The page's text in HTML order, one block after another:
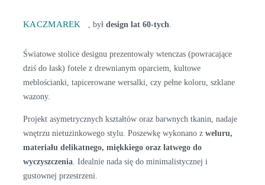
KACZMAREK , byłdesign lat 60-tych.
Światowe stolice designu prezentowały wtenczas (powracające
dziś do łask) fotele z drewnianym oparciem, kultowe
meblościanki, tapicerowane wersalki, czy pełne koloru, szklane
wazony.
Projekt asymetrycznych kształtów oraz barwnych tkanin, nadaje
wnętrzu nietuzinkowego stylu. Poszewkę wykonano z weluru,
materiału delikatnego, miękkiego oraz łatwego do
wyczyszczenia. Idealnie nada się do minimalistycznej i
gustownej przestrzeni.